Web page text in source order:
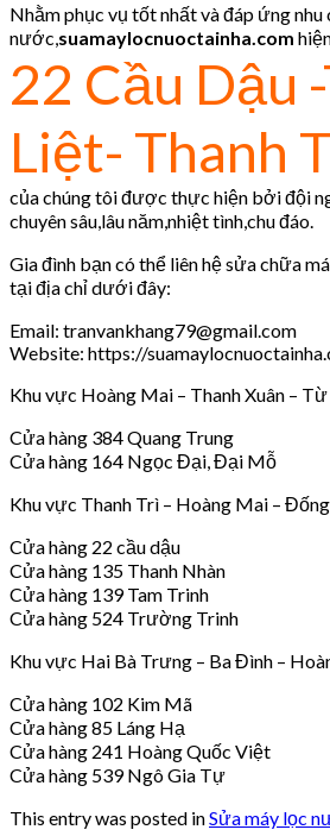
Nhằm phục vụ tốt nhất và đáp ứng nhu
nước, suamaylocnuoctainha.com
22 Cầu Dậu
Liệt- Thanh
của chúng tôi được thực hiện bởi đội
chuyên sâu,lâu năm,nhiệt tình,chu đáo.
Gia đình bạn có thể liên hệ sửa chữa
tại địa chỉ dưới đây:
Email: tranvankhang79@gmail.com
Website: https://
Khu vực Hoàng Mai – Thanh Xuân –
Cửa hàng 384 Quang Trung
Cửa hàng 164 Ngọc Đại, Đại Mỗ
Khu vực Thanh Trì – Hoàng Mai –
Cửa hàng 22 cầu dậu
Cửa hàng 135 Thanh Nhàn
Cửa hàng 139 Tam Trinh
Cửa hàng 524 Trường Trinh
Khu vực Hai Bà Trưng – Ba Đình –
Cửa hàng 102 Kim Mã
Cửa hàng 85 Láng Hạ
Cửa hàng 241 Hoàng Quốc Việt
Cửa hàng 539 Ngô Gia Tự
This entry was posted inSửa máy lọc